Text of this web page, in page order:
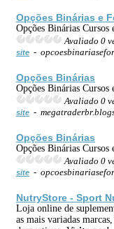
Opções Binárias e
Opções Binárias
Avaliado 0
site -
Opções Binárias
Opções Binárias
Avaliado 0
site -
Opções Binárias
Opções Binárias
Avaliado 0
site -
NutryStore - Sport
Loja online de
as mais variadas